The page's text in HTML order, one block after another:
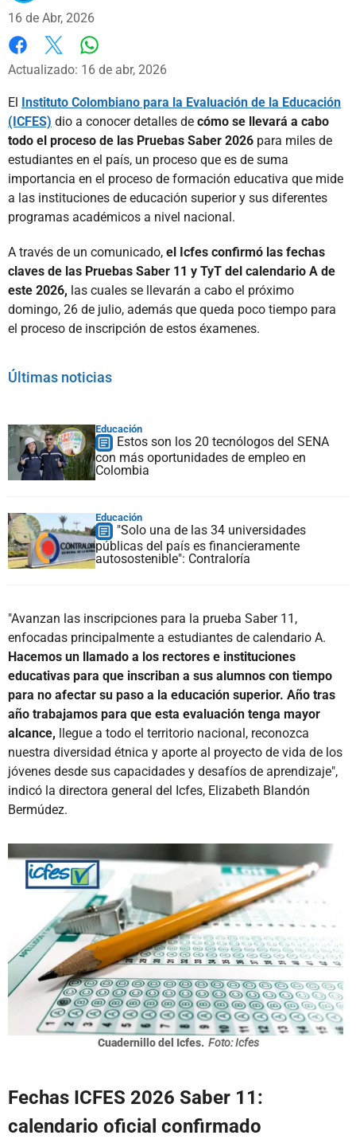
16 de Abr, 2026
Facebook
X
Actualizado: 16 de abr, 2026
El Instituto Colombiano para la Evaluación de la Educación
(ICFES) dio a conocer detalles de cómo se llevará a cabo
todo el proceso de las Pruebas Saber 2026 para miles de
estudiantes en el país, un proceso que es de suma
importancia en el proceso de formación educativa que mide
a las instituciones de educación superior y sus diferentes
programas académicos a nivel nacional.
A través de un comunicado, el Icfes confirmó las fechas
claves de las Pruebas Saber 11 y TyT del calendario A de
este 2026, las cuales se llevarán a cabo el próximo
domingo, 26 de julio, además que queda poco tiempo para
el proceso de inscripción de estos éxamenes.
Últimas noticias
Educación
Estos son los 20 tecnólogos del SENA
con más oportunidades de empleo en
Colombia
Educación
"Solo una de las 34 universidades
públicas del país es financieramente
autosostenible": Contraloría
"Avanzan las inscripciones para la prueba Saber 11,
enfocadas principalmente a estudiantes de calendario A.
Hacemos un llamado a los rectores e instituciones
educativas para que inscriban a sus alumnos con tiempo
para no afectar su paso a la educación superior. Año tras
año trabajamos para que esta evaluación tenga mayor
alcance, llegue a todo el territorio nacional, reconozca
nuestra diversidad étnica y aporte al proyecto de vida de los
jóvenes desde sus capacidades y desafíos de aprendizaje",
indicó la directora general del Icfes, Elizabeth Blandón
Bermúdez.
Cuadernillo del Icfes. Foto: Icfes
Fechas ICFES 2026 Saber 11:
calendario oficial confirmado